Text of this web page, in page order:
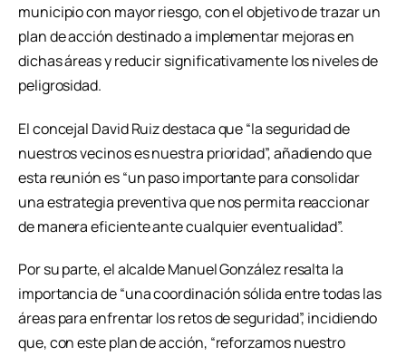
municipio con mayor riesgo, con el objetivo de trazar un
plan de acción destinado a implementar mejoras en
dichas áreas y reducir significativamente los niveles de
peligrosidad.
El concejal David Ruiz destaca que “la seguridad de
nuestros vecinos es nuestra prioridad”, añadiendo que
esta reunión es “un paso importante para consolidar
una estrategia preventiva que nos permita reaccionar
de manera eficiente ante cualquier eventualidad”.
Por su parte, el alcalde Manuel González resalta la
importancia de “una coordinación sólida entre todas las
áreas para enfrentar los retos de seguridad”, incidiendo
que, con este plan de acción, “reforzamos nuestro